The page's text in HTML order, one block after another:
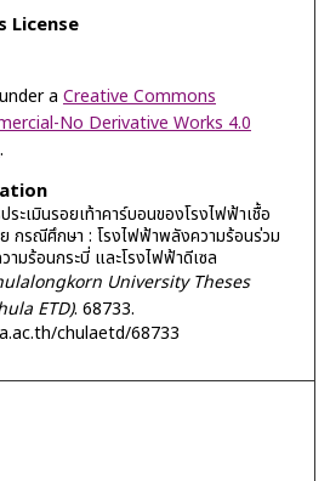
License
a Creative Commons
No Derivative Works 4.0
.
ะเมินรอยเท้าคาร์บอนของโรงไฟฟ้าเชื้อ
กรณีศึกษา : โรงไฟฟ้าพลังความร้อนร่วม
มร้อนกระบี่ และโรงไฟฟ้าดีเซล
University Theses
ETD). 68733.
chulaetd/68733